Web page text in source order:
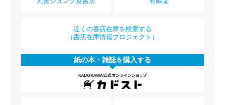
近くの書店在庫を検索する
（書店在庫情報プロジェクト）
紙の本・雑誌を購入する